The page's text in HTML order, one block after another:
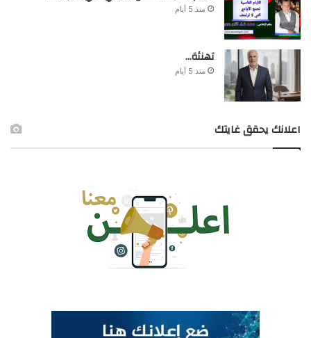
منذ 5 أيام
تهنئة…
منذ 5 أيام
اعلانك يحقق غايتك